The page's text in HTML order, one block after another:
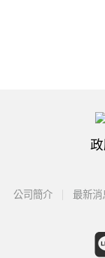
公司簡介 最新消